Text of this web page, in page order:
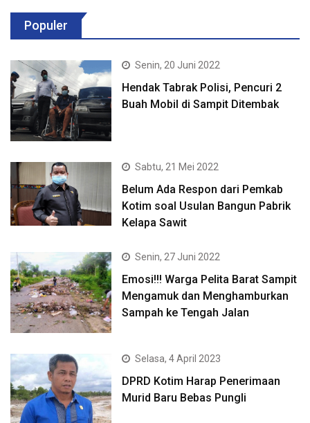
Populer
Senin, 20 Juni 2022
Hendak Tabrak Polisi, Pencuri 2
Buah Mobil di Sampit Ditembak
Sabtu, 21 Mei 2022
Belum Ada Respon dari Pemkab
Kotim soal Usulan Bangun Pabrik
Kelapa Sawit
Senin, 27 Juni 2022
Emosi!!! Warga Pelita Barat Sampit
Mengamuk dan Menghamburkan
Sampah ke Tengah Jalan
Selasa, 4 April 2023
DPRD Kotim Harap Penerimaan
Murid Baru Bebas Pungli